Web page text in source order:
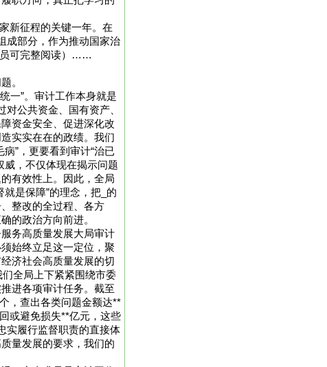
新征程的关键一年。在
成部分，作为推动国家治
可完整阅读）……
。
一”。审计工作本身就是
公共资金、国有资产、
资金安全、促进深化改
实实在在的政绩。我们
”，更要看到审计“治已
威，不仅体现在揭示问题
有效性上。因此，全局
是保障”的理念，把_的
整改的全过程、各方
的政治方向前进。
务高质量发展大局审计
始终立足这一定位，聚
济社会高质量发展的切
全局上下紧紧围绕市委
进各项审计任务。截至
，查出各类问题金额达**
或避免损失**亿元，这些
实履行监督职责的直接体
量发展的要求，我们的